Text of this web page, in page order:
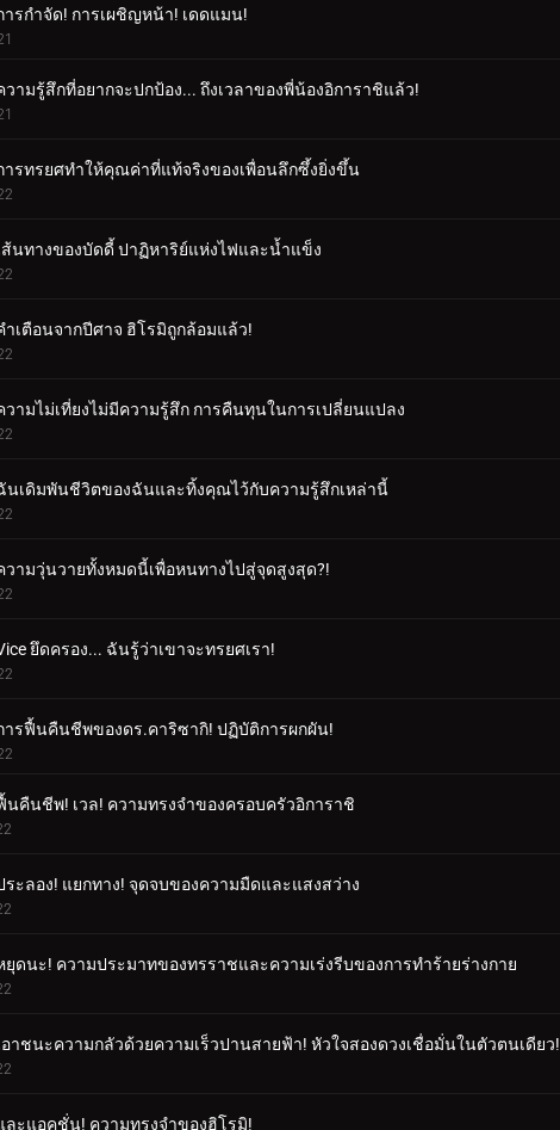
ารกำจัด! การเผชิญหน้า! เดดแมน!
วามรู้สึกที่อยากจะปกป้อง... ถึงเวลาของพี่น้องอิการาชิแล้ว!
ารทรยศทำให้คุณค่าที่แท้จริงของเพื่อนลึกซึ้งยิ่งขึ้น
ส้นทางของบัดดี้ ปาฏิหาริย์แห่งไฟและน้ำแข็ง
ำเตือนจากปีศาจ ฮิโรมิถูกล้อมแล้ว!
วามไม่เที่ยงไม่มีความรู้สึก การคืนทุนในการเปลี่ยนแปลง
นเดิมพันชีวิตของฉันและทิ้งคุณไว้กับความรู้สึกเหล่านี้
วามวุ่นวายทั้งหมดนี้เพื่อหนทางไปสู่จุดสูงสุด?!
ยึดครอง... ฉันรู้ว่าเขาจะทรยศเรา!
ารฟื้นคืนชีพของดร.คาริซากิ! ปฏิบัติการผกผัน!
นคืนชีพ! เวล! ความทรงจำของครอบครัวอิการาชิ
ระลอง! แยกทาง! จุดจบของความมืดและแสงสว่าง
ยุดนะ! ความประมาทของทรราชและความเร่งรีบของการทำร้ายร่างกาย
อาชนะความกลัวด้วยความเร็วปานสายฟ้า! หัวใจสองดวงเชื่อมั่นในตัวตนเดียว!
ละแอคชั่น! ความทรงจำของฮิโรมิ!